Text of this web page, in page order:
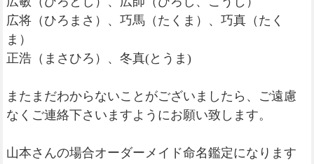
広将（ひろまさ）、巧馬（たくま）、巧真（たく
ま）
正浩（まさひろ）、冬真(とうま)
またまだわからないことがございましたら、ご遠慮
なくご連絡下さいますようにお願い致します。
山本さんの場合オーダーメイド命名鑑定になります